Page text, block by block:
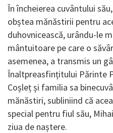
În încheierea cuvântului
obștea mănăstirii pentru
duhovnicească, urându-le
mântuitoare pe care o
asemenea, a transmis un
Înaltpreasfințitului Părinte
Coșleț și familia sa
mănăstiri, subliniind că
special pentru fiul său,
ziua de naștere.